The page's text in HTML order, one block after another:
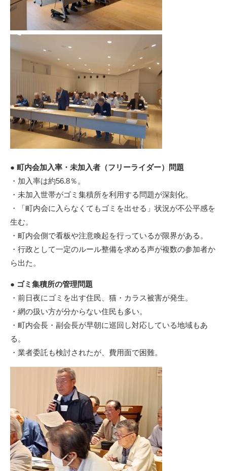
● 町内会加入率・未加入者（フリーライダー）問題
・加入率は約56.8％。
・未加入世帯がゴミ集積所を利用する問題が深刻化。
・「町内会に入らなくてもゴミを出せる」状況が不公平感を
生む。
・町内会側で看板や注意喚起を行っているが限界がある。
・行政として一定のルール整備を求める声が複数の参加者か
ら出た。
● ゴミ集積所の管理問題
・前日夜にゴミを出す住民、猫・カラス被害が発生。
・網の扱い方が分からない住民も多い。
・町内会長・副会長が早朝に巡回し対応している地域もあ
る。
・業者委託も検討されたが、費用面で困難。